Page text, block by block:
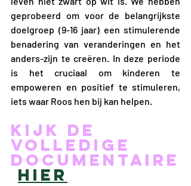
geprobeerd om voor de belangrijkste
doelgroep (9-16 jaar) een stimulerende
benadering van veranderingen en het
anders-zijn te creëren. In deze periode
is het cruciaal om kinderen te
empoweren en positief te stimuleren,
iets waar Roos hen bij kan helpen.
Kijk de
volledige
documentaire
hier